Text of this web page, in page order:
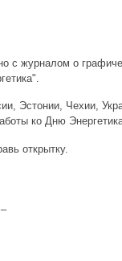
с журналом о
Эстонии, Чехии,
ко Дню
открытку.